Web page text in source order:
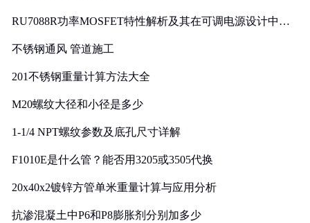
RU7088R功率MOSFET特性解析及其在可调电源设计中的
不锈钢通风 管道施工
201不锈钢重量计算方法大全
M20螺纹大径和小径是多少
1-1/4 NPT螺纹参数及底孔尺寸详解
F1010E是什么管？能否用3205或3505代换
20x40x2镀锌方管单米重量计算与应用分析
抗渗混凝土中P6和P8膨胀剂分别加多少